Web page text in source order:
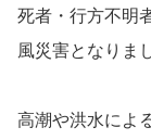
死者・行方不明
風災害となりま
高潮や洪水によ